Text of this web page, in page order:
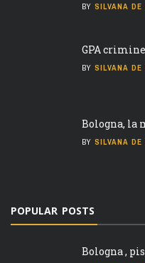
BY SILVANA DE
GPA
BY SILVANA DE
Bologna, la
BY SILVANA DE
POPULAR POSTS
Bologna ,